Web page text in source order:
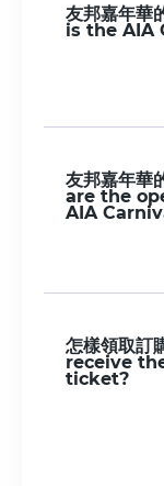
友邦嘉年華
is the AIA
友邦嘉年華
are the
AIA
怎樣領取
receive
ticket?